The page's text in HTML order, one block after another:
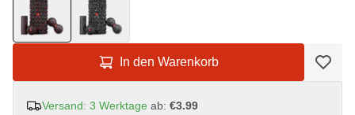
In den Warenkorb
Versand: 3 Werktage ab: €3.99